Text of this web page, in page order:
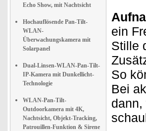
Echo Show, mit Nachtsicht
Hochauflösende Pan-Tilt-
WLAN-
Überwachungskamera mit
Solarpanel
Dual-Linsen-WLAN-Pan-Tilt-
IP-Kamera mit Dunkellicht-
Technologie
WLAN-Pan-Tilt-
Outdoorkamera mit 4K,
Nachtsicht, Objekt-Tracking,
Patrouillen-Funktion & Sirene
ein
Stille
So
Bei